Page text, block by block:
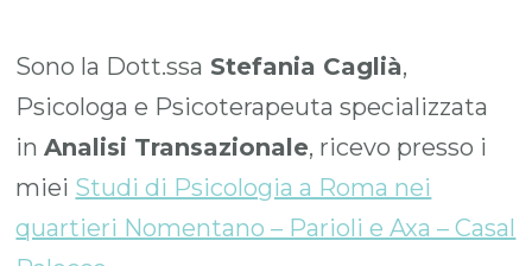
Sono la Dott.ssa Stefania Caglià,
Psicologa e Psicoterapeuta specializzata
inAnalisi Transazionale, ricevo presso i
miei Studi di Psicologia a Roma nei
quartieri Nomentano – Parioli e Axa – Casal